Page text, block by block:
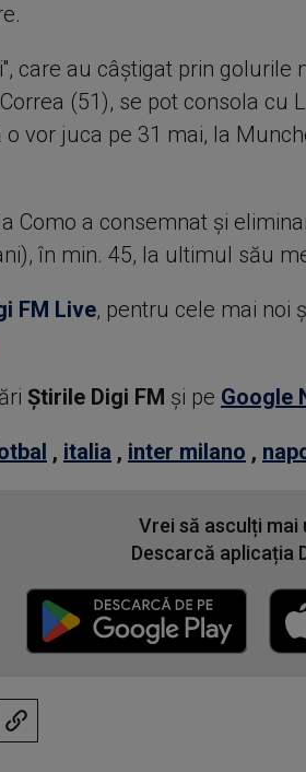
care au câștigat prin golurile
(51), se pot consola cu
o vor juca pe 31 mai, la
Como a consemnat și
în min. 45, la ultimul său
FM Live, pentru cele mai noi
Știrile Digi FM şi pe Google
, italia , inter milano ,
Vrei să asculți mai
Descarcă aplicația